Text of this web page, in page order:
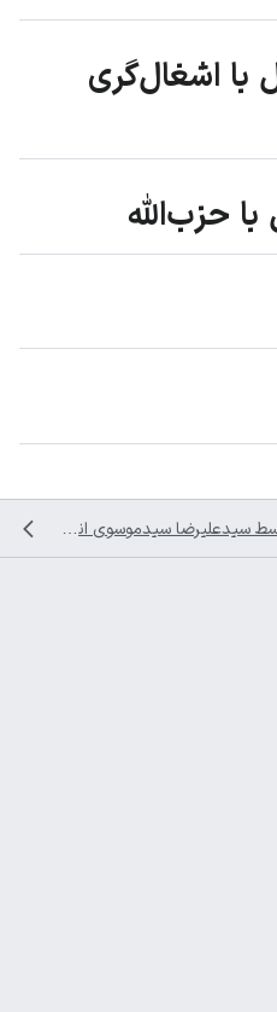
با اشغال‌گری
حزب‌الله
سیدعلیرضا سیدموسوی انجام شده است